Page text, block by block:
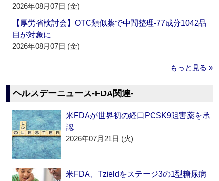
2026年08月07日 (金)
【厚労省検討会】OTC類似薬で中間整理‐77成分1042品
目が対象に
2026年08月07日 (金)
もっと見る »
ヘルスデーニュース‐FDA関連‐
米FDAが世界初の経口PCSK9阻害薬を承
認
2026年07月21日 (火)
米FDA、Tzieldをステージ3の1型糖尿病